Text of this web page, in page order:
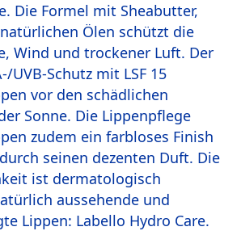
Die Formel mit Sheabutter,
Ölen schützt die
Wind und trockener Luft. Der
UVB-Schutz mit LSF 15
vor den schädlichen
Sonne. Die Lippenpflege
zudem ein farbloses Finish
seinen dezenten Duft. Die
ist dermatologisch
aussehende und
Lippen: Labello Hydro Care.